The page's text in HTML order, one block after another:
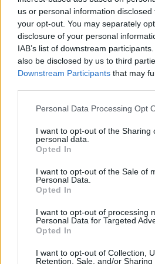
us or personal information
your opt-out. You may separately
disclosure of your personal
IAB’s list of downstream
also be disclosed by us to third
Downstream Participants that may
Personal Data Processing Opt
I want to opt-out of the Sharing
personal data.
Opted In
I want to opt-out of the Sale of
Personal Data.
Opted In
I want to opt-out of processing
Personal Data for Targeted
Opted In
I want to opt-out of Collection,
Retention, Sale, and/or Sharing
ΔΕΙΤΕ ΕΠΙΣΗΣ
ΣΤΗΝ ΙΔΙΑ
19χρονο να
για